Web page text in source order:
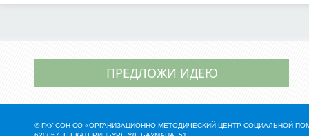
ПРЕДЛОЖИ ИДЕЮ
© ГКУ СОН СО «ОРГАНИЗАЦИОННО-МЕТОДИЧЕСКИЙ ЦЕНТР СОЦИАЛЬНОЙ